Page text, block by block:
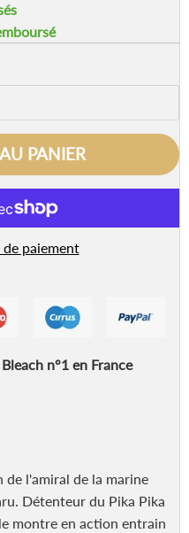
PANIER
de paiement
n°1 en France
l'amiral de la marine
Détenteur du Pika Pika
le montre en action entrain